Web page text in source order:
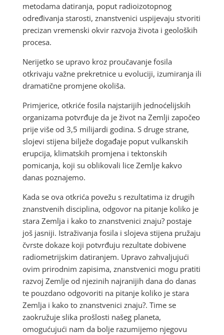
metodama datiranja, poput radioizotopnog
određivanja starosti, znanstvenici uspijevaju stvoriti
precizan vremenski okvir razvoja života i geoloških
procesa.
Nerijetko se upravo kroz proučavanje fosila
otkrivaju važne prekretnice u evoluciji, izumiranja ili
dramatične promjene okoliša.
Primjerice, otkriće fosila najstarijih jednoćelijskih
organizama potvrđuje da je život na Zemlji započeo
prije više od 3,5 milijardi godina. S druge strane,
slojevi stijena bilježe događaje poput vulkanskih
erupcija, klimatskih promjena i tektonskih
pomicanja, koji su oblikovali lice Zemlje kakvo
danas poznajemo.
Kada se ova otkrića povežu s rezultatima iz drugih
znanstvenih disciplina, odgovor na pitanje koliko je
stara Zemlja i kako to znanstvenici znaju? postaje
još jasniji. Istraživanja fosila i slojeva stijena pružaju
čvrste dokaze koji potvrđuju rezultate dobivene
radiometrijskim datiranjem. Upravo zahvaljujući
ovim prirodnim zapisima, znanstvenici mogu pratiti
razvoj Zemlje od njezinih najranijih dana do danas
te pouzdano odgovoriti na pitanje koliko je stara
Zemlja i kako to znanstvenici znaju?. Time se
zaokružuje slika prošlosti našeg planeta,
omogućujući nam da bolje razumijemo njegovu